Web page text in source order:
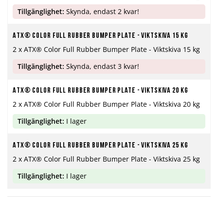
Tillgänglighet: Skynda, endast 2 kvar!
ATX® Color Full Rubber Bumper Plate - Viktskiva 15 kg
2 x ATX® Color Full Rubber Bumper Plate - Viktskiva 15 kg
Tillgänglighet: Skynda, endast 3 kvar!
ATX® Color Full Rubber Bumper Plate - Viktskiva 20 kg
2 x ATX® Color Full Rubber Bumper Plate - Viktskiva 20 kg
Tillgänglighet: I lager
ATX® Color Full Rubber Bumper Plate - Viktskiva 25 kg
2 x ATX® Color Full Rubber Bumper Plate - Viktskiva 25 kg
Tillgänglighet: I lager